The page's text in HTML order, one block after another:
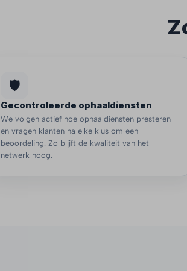
🛡️
Gecontroleerde ophaaldiensten
We volgen actief hoe ophaaldiensten presteren
en vragen klanten na elke klus om een
beoordeling. Zo blijft de kwaliteit van het
netwerk hoog.